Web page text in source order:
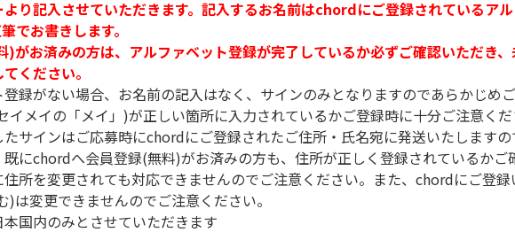
り記入させていただきます。記入するお名前はchordにご登録されているア
でお書きします。
お済みの方は、アルファベット登録が完了しているか必ずご確認いただき
ください。
録がない場合、お名前の記入はなく、サインのみとなりますのであらかじめご
メイの「メイ」)が正しい箇所に入力されているかご登録時に十分ご注意くだ
サインはご応募時にchordにご登録されたご住所・氏名宛に発送いたしますの
にchordへ会員登録(無料)がお済みの方も、住所が正しく登録されているかご
所を変更されても対応できませんのでご注意ください。また、chordにご登
は変更できませんのでご注意ください。
国内のみとさせていただきます